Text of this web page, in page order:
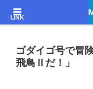
Godiegoを聴きながら
ゴダイゴ号で
飛鳥Ⅱだ！」